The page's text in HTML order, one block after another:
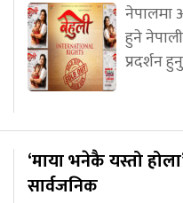
नेपालमा
हुने
प्रदर्शन
‘माया भनेकै यस्तो
सार्वजनिक